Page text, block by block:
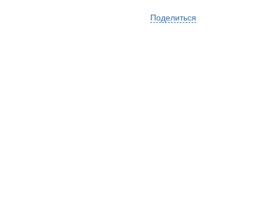
Поделиться